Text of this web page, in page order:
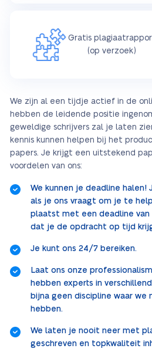
Gratis
(op verzoek)
We zijn al een tijdje actief in de
hebben de leidende positie
geweldige schrijvers zal je laten
kennis kunnen helpen bij het
papers. Je krijgt een uitstekend
voordelen van ons:
We kunnen je deadline
als je ons vraagt om je te
plaatst met een deadline van
dat je de opdracht op tijd
Je kunt ons 24/7 bereiken.
Laat ons onze
hebben experts in
bijna geen discipline waar
hebben.
We laten je nooit neer met
geschreven en topkwaliteit